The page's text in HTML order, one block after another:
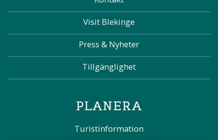
Visit Blekinge
Press & Nyheter
Tillgänglighet
PLANERA
Turistinformation